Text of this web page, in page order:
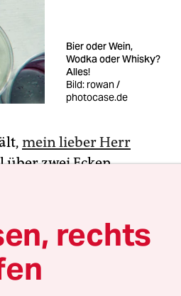
Bier oder Wein,
Wodka oder Whisky?
Alles!
Bild: rowan /
photocase.de
mein lieber Herr
zwei Ecken
Russen und
ganze
meins. Wie man’s
kann, aus
rechts